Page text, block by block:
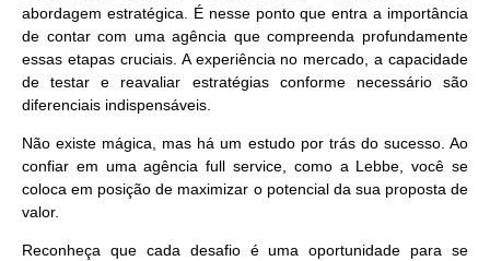
abordagem estratégica. É nesse ponto que entra a importância
de contar com uma agência que compreenda profundamente
essas etapas cruciais. A experiência no mercado, a capacidade
de testar e reavaliar estratégias conforme necessário são
diferenciais indispensáveis.
Não existe mágica, mas há um estudo por trás do sucesso. Ao
confiar em uma agência full service, como a Lebbe, você se
coloca em posição de maximizar o potencial da sua proposta de
valor.
Reconheça que cada desafio é umaoportunidade para se